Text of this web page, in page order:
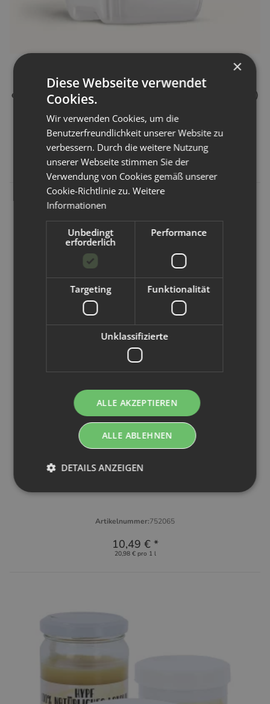
eco:fy Ökologisches Waschmittel 2,5 L (bis zu 70 Wäschen)
Artikelnummer:752311
22,50 €*
9,00 € pro 1 l
Artikelnummer:752065
10,49 € *
20,98 € pro 1 l
×
Diese Webseite verwendet
Cookies.
Wir verwenden Cookies, um die
Benutzerfreundlichkeit unserer Website zu
verbessern. Durch die weitere Nutzung
unserer Webseite stimmen Sie der
Verwendung von Cookies gemäß unserer
Cookie-Richtlinie zu.Weitere
Informationen
Unbedingt
erforderlich
Performance
Targeting Funktionalität
Unklassifizierte
ALLE AKZEPTIEREN
ALLE ABLEHNEN
DETAILS ANZEIGEN